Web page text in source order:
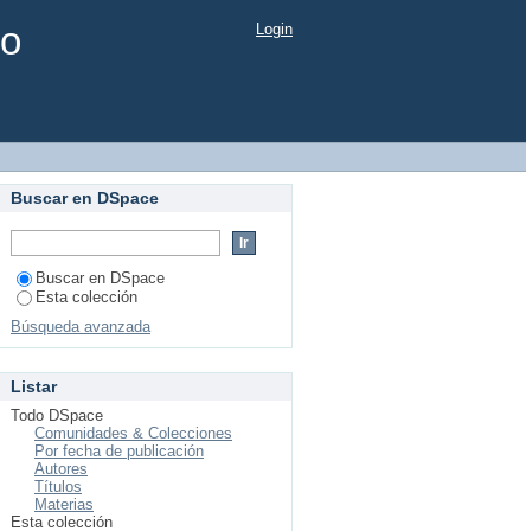
Login
Buscar en DSpace
Buscar en DSpace
Esta colección
Búsqueda avanzada
Listar
Todo DSpace
Comunidades & Colecciones
Por fecha de publicación
Autores
Títulos
Materias
Esta colección